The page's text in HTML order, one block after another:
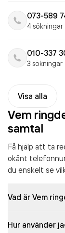
073-589
4 sökningar
010-337
3 sökningar
Visa alla
Vem
samtal
Få hjälp att ta
okänt
du enskelt se
Vad är Vem
Hur använder